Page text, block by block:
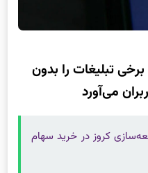
تبلیغات را بدون
می‌آورد
کروز در خرید سهام